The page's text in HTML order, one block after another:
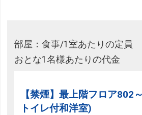
部屋：食事/1室あたりの定員
おとな1名様あたりの代金
【禁煙】最上階フロア802
トイレ付和洋室)